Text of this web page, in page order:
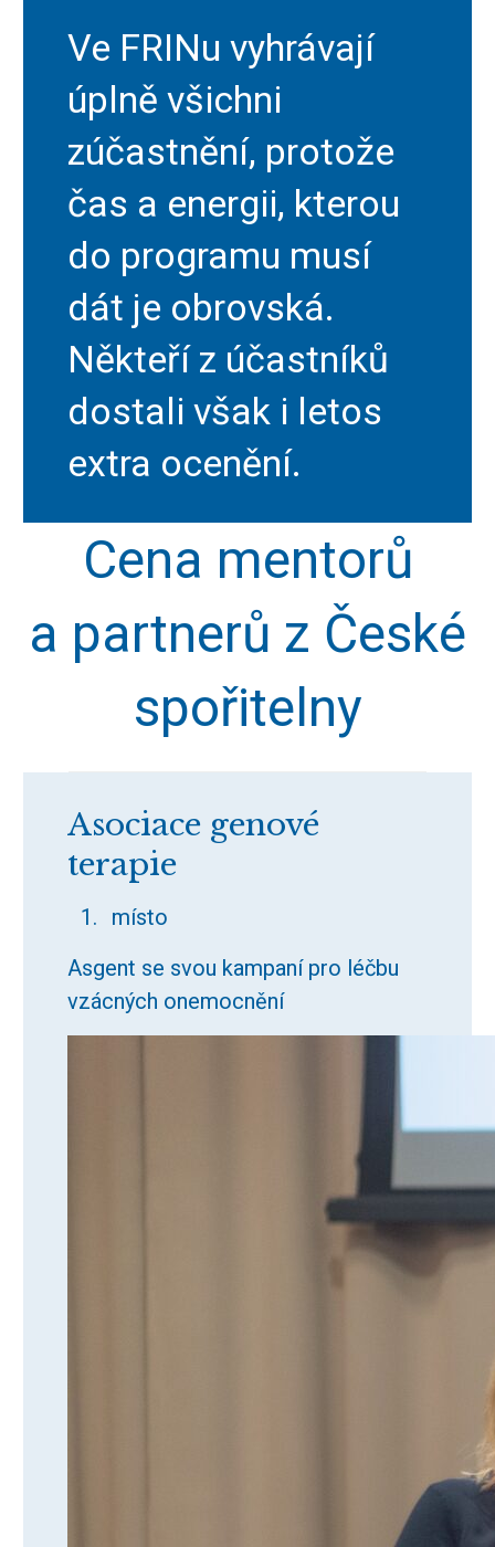
Ve FRINu vyhrávají
úplně všichni
zúčastnění, protože
čas a energii, kterou
do programu musí
dát je obrovská.
Někteří z účastníků
dostali však i letos
extra ocenění.
Cena mentorů
a partnerů z České
spořitelny
Asociace genové
terapie
místo
Asgent se svou kampaní pro léčbu
vzácných onemocnění